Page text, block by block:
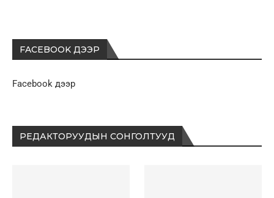
FACEBOOK ДЭЭР
Facebook дээр
РЕДАКТОРУУДЫН СОНГОЛТУУД